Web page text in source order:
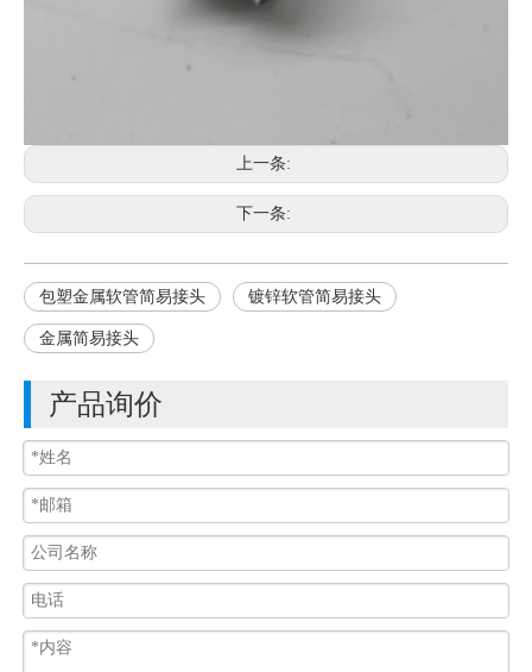
上一条:
下一条:
包塑金属软管简易接头 镀锌软管简易接头
金属简易接头
产品询价